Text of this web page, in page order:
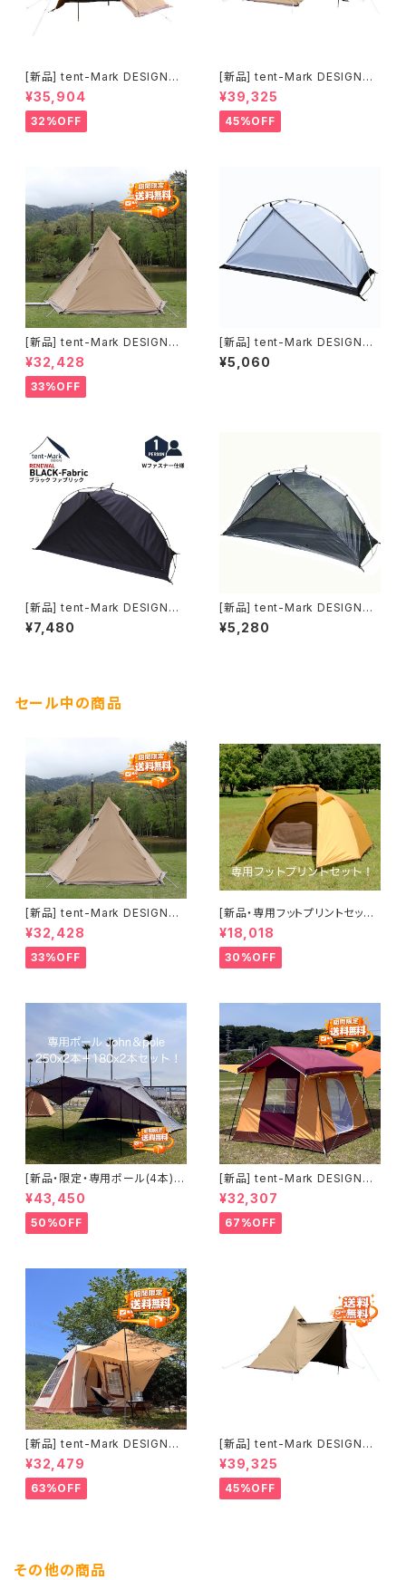
[新品] tent-Mark DESIGNS
サーカスTC DX+ サンドカラー
｜ソロ・デュオにおすすめの定番
TCテント
¥35,904
32%OFF
[新品] tent-Mark DESIGNS
サーカスTC DX MID+ サンド
カラー｜デュオ・ファミリーにお
すすめの広々TCテント
¥39,325
45%OFF
[新品] tent-Mark DESIGNS
サーカスTC＋ チムニーウォー
ル｜薪ストーブキャンプ対応モ
デル
¥32,428
33%OFF
[新品] tent-Mark DESIGNS
モノポールインナーテント(ファ
ブリック)｜シェルター内に寝室
¥5,060
[新品] tent-Mark DESIGNS
モノポールインナーテント＋ブラ
ック(ファブリック)｜シェルター
¥7,480
[新品] tent-Mark DESIGNS
モノポールインナーテント(メッシ
ュ)｜シェルター内に寝室をつく
¥5,280
セール中の商品
[新品] tent-Mark DESIGNS
サーカスTC＋ チムニーウォー
ル｜薪ストーブキャンプ対応モ
デル
¥32,428
33%OFF
[新品・専用フットプリントセット]
tent-Mark DESIGNS TENGE
R Standard ＆ foot print (テ
ンゲルスタンダード＆フットプリ
ント)(送料別途)
¥18,018
30%OFF
[新品・限定・専用ポール(4本)セ
ット] tent-Mark DESIGNS BL
ACK SUMMIT GG8(ブラック
サミットGG8)＋専用ポール(JO
HN AND POLE)セット
¥43,450
50%OFF
[新品] tent-Mark DESIGNS
プリン｜かわいさと実用性を楽
しむロッジテント
¥32,307
67%OFF
[新品] tent-Mark DESIGNS
ミグラテール｜景色を楽しむこ
だわりのロッジテント
¥32,479
63%OFF
[新品] tent-Mark DESIGNS
サーカスTC DX MID+ サンド
カラー｜デュオ・ファミリーにお
すすめの広々TCテント
¥39,325
45%OFF
その他の商品